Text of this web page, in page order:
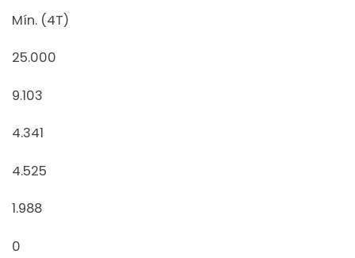
Mín. (4T)
25.000
9.103
4.341
4.525
1.988
0